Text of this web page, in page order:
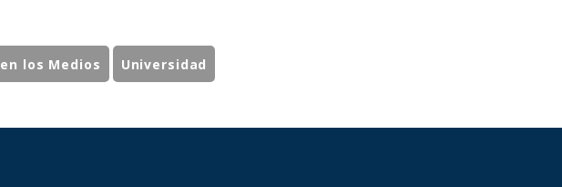
en los Medios Universidad